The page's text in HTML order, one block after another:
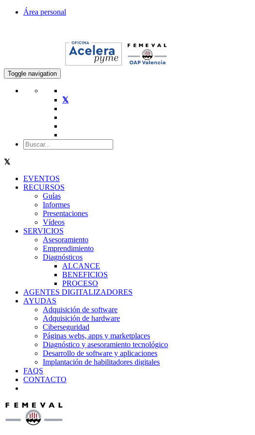
Área personal
Toggle navigation
EVENTOS
RECURSOS
Guías
Informes
Presentaciones
Vídeos
SERVICIOS
Asesoramiento
Emprendimiento
Diagnósticos
ALCANCE
BENEFICIOS
PROCESO
AGENTES DIGITALIZADORES
AYUDAS
Adquisición de software
Adquisición de hardware
Ciberseguridad
Páginas webs, apps y marketplaces
Diagnóstico y asesoramiento tecnológico
Desarrollo de software y aplicaciones
Implantación de habilitadores digitales
FAQS
CONTACTO